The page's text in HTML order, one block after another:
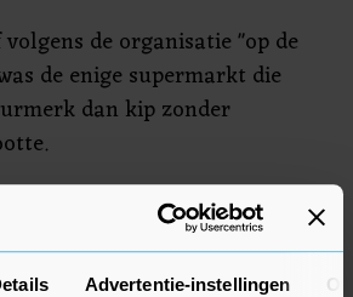
Advertentie-instellingen
de organisatie "op de
de enige supermarkt die
dan kip zonder
waarvan Wakker Dier de
zijn Albert Heijn, Aldi, Coop,
Dirk, Hoogvliet, Jumbo, Lidl,